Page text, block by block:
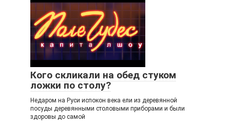
Кого скликали на обед стуком
ложки по столу?
Недаром на Руси испокон века ели из деревянной
посуды деревянными столовыми приборами и были
здоровы до самой